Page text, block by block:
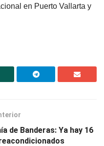
en Puerto Vallarta y
de Banderas: Ya hay 16